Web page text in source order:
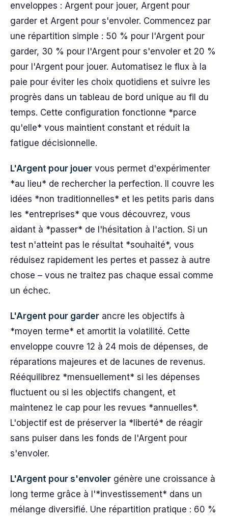
enveloppes : Argent pour jouer, Argent pour
garder et Argent pour s'envoler. Commencez par
une répartition simple : 50 % pour l'Argent pour
garder, 30 % pour l'Argent pour s'envoler et 20 %
pour l'Argent pour jouer. Automatisez le flux à la
paie pour éviter les choix quotidiens et suivre les
progrès dans un tableau de bord unique au fil du
temps. Cette configuration fonctionne *parce
qu'elle* vous maintient constant et réduit la
fatigue décisionnelle.
L'Argent pour jouer vous permet d'expérimenter
*au lieu* de rechercher la perfection. Il couvre les
idées *non traditionnelles* et les petits paris dans
les *entreprises* que vous découvrez, vous
aidant à *passer* de l'hésitation à l'action. Si un
test n'atteint pas le résultat *souhaité*, vous
réduisez rapidement les pertes et passez à autre
chose – vous ne traitez pas chaque essai comme
un échec.
L'Argent pour garder ancre les objectifs à
*moyen terme* et amortit la volatilité. Cette
enveloppe couvre 12 à 24 mois de dépenses, de
réparations majeures et de lacunes de revenus.
Rééquilibrez *mensuellement* si les dépenses
fluctuent ou si les objectifs changent, et
maintenez le cap pour les revues *annuelles*.
L'objectif est de préserver la *liberté* de réagir
sans puiser dans les fonds de l'Argent pour
s'envoler.
L'Argent pour s'envoler génère une croissance à
long terme grâce à l'*investissement* dans un
mélange diversifié. Une répartition pratique : 60 %